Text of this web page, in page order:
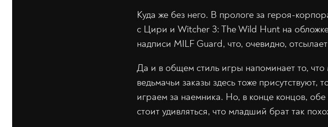
Куда же без него. В прологе за героя-
с Цири и Witcher 3: The Wild Hunt на
надписи MILF Guard, что, очевидно,
Да и в общем стиль игры напоминает то,
ведьмачьи заказы здесь тоже
играем за наемника. Но, в конце концов,
стоит удивляться, что младший брат так